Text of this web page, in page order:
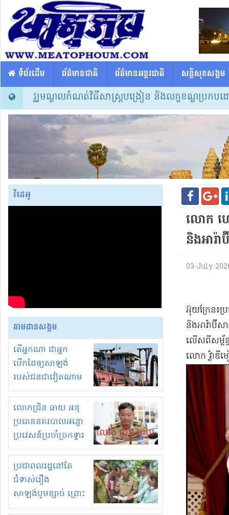
​​ ទំព័រដើម ព័ត៌មានជាតិ ព័ត៌មានអន្តរជាតិ សន្តិសុខសង្គម
ជាមជ្ឈមណ្ឌលកំណត់វិធីសាស្ត្របង្រៀន និងលក្ខខណ្ឌប្រកបដ
វីដេអូ
តាមដានសង្គម
តើអ្នកណា ជាអ្នក
បើកដៃឲ្យសាឡង់
របស់ជនជាវៀតណាម
ចូល មកខុស
ច្បាប់លួចបូមខ្សាច់នៅ
ក្នុងប្រទេសកម្ពុជា
លោកជ្រិន ឆាយ អនុ
ប្រធាននគរបាលអន្តោ
ប្រវេសន៍ប្រចាំច្រកទ្វារ
ព្រំដែនភ្នំឌិន និងឈ្មួញ
មួយចំនួនទៀត
កំពង់តែគុបគិតគ្នា
ធ្វើសកម្មភាពរកស៊ីនិង
ស្តុកទំនិញគេចពន្ធ?
ប្រជាពលរដ្ឋនៅតែ
ជំទាស់រឿង
សាឡង់បូមខ្សាច់ ព្រោះ
ខ្លាចបាក់ច្រាំងទៀត!
លោក ហ្
និង​អារ៉
03-July-
អ៊ុយ​ក្រែ​ន​៖​ប្
និង​អា​រ៉ា​ប៊ី​
លើសពី​សម្ព័
លោក វ្ល៉ា​ឌី​